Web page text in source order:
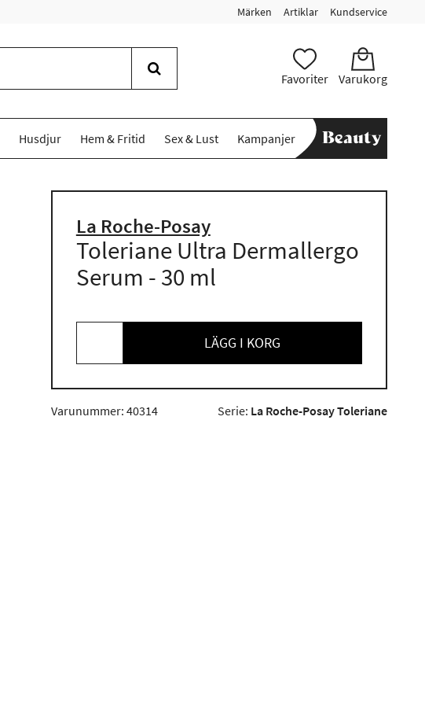
Märken Artiklar Kundservice
Favoriter Varukorg
Husdjur Hem & Fritid Sex & Lust Kampanjer
La Roche-Posay
Toleriane Ultra Dermallergo
Serum - 30 ml
LÄGG I KORG
Varunummer: 40314 Serie: La Roche-Posay Toleriane